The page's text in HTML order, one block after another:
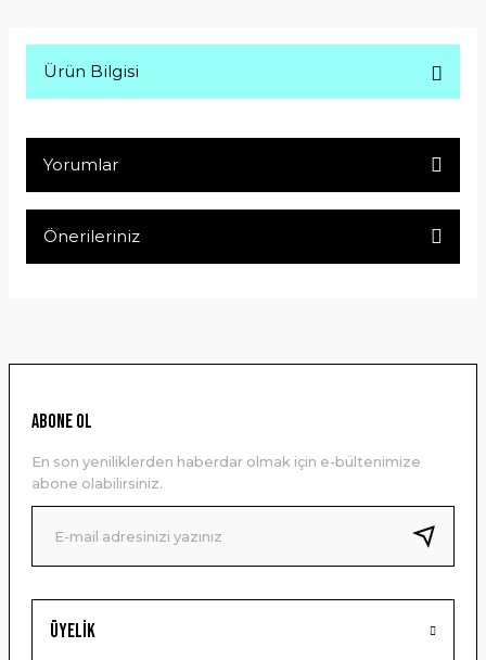
Ürün Bilgisi
Yorumlar
Önerileriniz
Ürün resmi kalitesiz, bozuk veya görüntülenemiyor.
Ürün bilgilerinde hatalar bulunuyor.
Ürün fiyatı diğer sitelerden daha pahalı.
Bu ürüne benzer farklı alternatifler olmalı.
Üyelik
ABONE OL
En son yeniliklerden haberdar olmak için e-bültenimize
abone olabilirsiniz.